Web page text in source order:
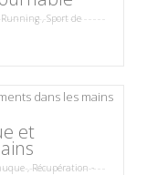
Running,Sport de
et
,Récupération -